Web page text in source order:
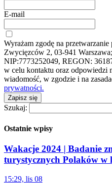
E-mail
Wyrażam zgodę na
Zwycięzców 2, 03-941
NIP:7773252049, REGON:
w celu kontaktu oraz odpowiedzi
wiadomość, w zgodzie i na
prywatności.
Zapisz się
Szukaj:
Ostatnie wpisy
Wakacje 2024 | Badanie
turystycznych Polaków w
15:29, lis 08